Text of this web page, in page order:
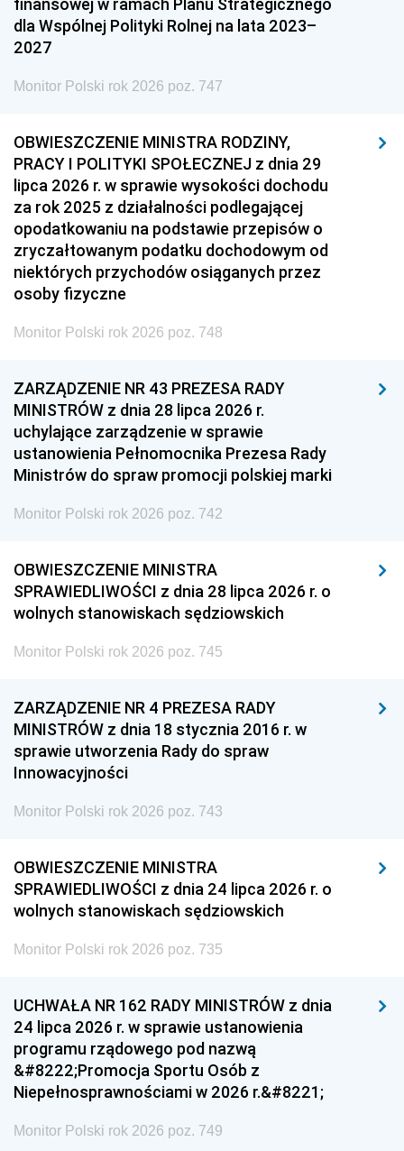
dla Wspólnej Polityki Rolnej na lata 2023–
2027
Monitor Polski rok 2026 poz. 747
OBWIESZCZENIE MINISTRA RODZINY,
PRACY I POLITYKI SPOŁECZNEJ z dnia 29
lipca 2026 r. w sprawie wysokości dochodu
za rok 2025 z działalności podlegającej
opodatkowaniu na podstawie przepisów o
zryczałtowanym podatku dochodowym od
niektórych przychodów osiąganych przez
osoby fizyczne
Monitor Polski rok 2026 poz. 748
ZARZĄDZENIE NR 43 PREZESA RADY
MINISTRÓW z dnia 28 lipca 2026 r.
uchylające zarządzenie w sprawie
ustanowienia Pełnomocnika Prezesa Rady
Ministrów do spraw promocji polskiej marki
Monitor Polski rok 2026 poz. 742
OBWIESZCZENIE MINISTRA
SPRAWIEDLIWOŚCI z dnia 28 lipca 2026 r. o
wolnych stanowiskach sędziowskich
Monitor Polski rok 2026 poz. 745
ZARZĄDZENIE NR 4 PREZESA RADY
MINISTRÓW z dnia 18 stycznia 2016 r. w
sprawie utworzenia Rady do spraw
Innowacyjności
Monitor Polski rok 2026 poz. 743
OBWIESZCZENIE MINISTRA
SPRAWIEDLIWOŚCI z dnia 24 lipca 2026 r. o
wolnych stanowiskach sędziowskich
Monitor Polski rok 2026 poz. 735
UCHWAŁA NR 162 RADY MINISTRÓW z dnia
24 lipca 2026 r. w sprawie ustanowienia
programu rządowego pod nazwą
&#8222;Promocja Sportu Osób z
Niepełnosprawnościami w 2026 r.&#8221;
Monitor Polski rok 2026 poz. 749